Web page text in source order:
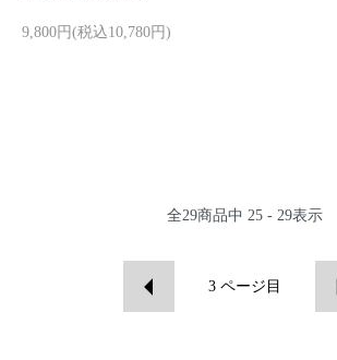
9,800円(税込10,780円)
全29商品中 25 - 29表示
3 ページ目